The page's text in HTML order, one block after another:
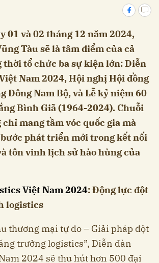
01 và 02 tháng 12 năm 2024,
Tàu sẽ là tâm điểm của cả
thời tổ chức ba sự kiện lớn: Diễn
Nam 2024, Hội nghị Hội đồng
Đông Nam Bộ, và Lễ kỷ niệm 60
Bình Giã (1964-2024). Chuỗi
mang tầm vóc quốc gia mà
phát triển mới trong kết nối
tôn vinh lịch sử hào hùng của
Việt Nam 2024: Động lực đột
logistics
thương mại tự do – Giải pháp đột
trưởng logistics”, Diễn đàn
2024 sẽ thu hút hơn 500 đại